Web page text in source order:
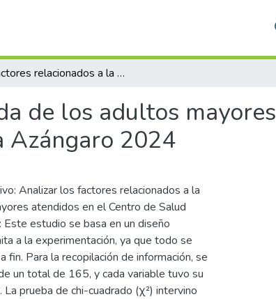
Factores relacionados a la calidad de vida de los adultos mayores atendidos en el Centro de Salud Alianza Azángaro 2024
de los adultos mayores
Azángaro 2024
Analizar los factores relacionados a la
atendidos en el Centro de Salud
estudio se basa en un diseño
a la experimentación, ya que todo se
fin. Para la recopilación de información, se
un total de 165, y cada variable tuvo su
prueba de chi-cuadrado (χ²) intervino